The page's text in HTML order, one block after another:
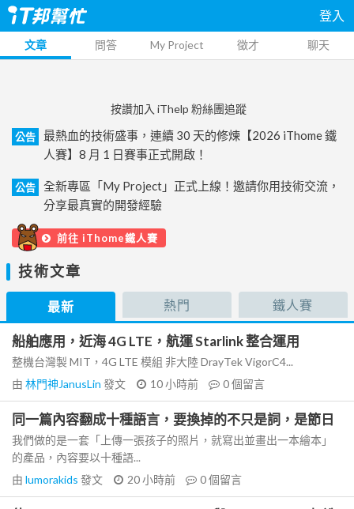
登入
文章 問答 My Project 徵才 聊天
按讚加入 iThelp 粉絲團追蹤
公告
最熱血的技術盛事，連續 30 天的修煉【2026 iThome 鐵
人賽】8 月 1 日賽事正式開啟！
公告
全新專區「My Project」正式上線！邀請你用技術交流，
分享最真實的開發經驗
前往 iThome鐵人賽
技術文章
最新 熱門 鐵人賽
船舶應用，近海 4G LTE，航運 Starlink 整合運用
整機台灣製 MIT，4G LTE 模組 非大陸 DrayTek VigorC4...
由 林門神JanusLin 發文 10 小時前 0個留言
同一篇內容翻成十種語言，要換掉的不只是詞，是節日
我們做的是一套「上傳一張孩子的照片，就寫出並畫出一本繪本」
的產品，內容要以十種語...
由 lumorakids 發文 20 小時前 0個留言